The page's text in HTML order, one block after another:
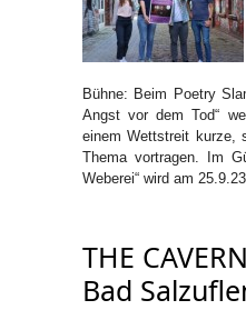
Bühne: Beim Poetry
Angst vor dem Tod“
einem Wettstreit kurze,
Thema vortragen. Im
Weberei“ wird am
THE
Bad